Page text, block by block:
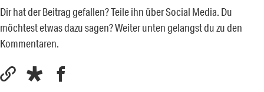
Dir hat der Beitrag gefallen? Teile ihn über Social Media. Du
möchtest etwas dazu sagen? Weiter unten gelangst du zu den
Kommentaren.